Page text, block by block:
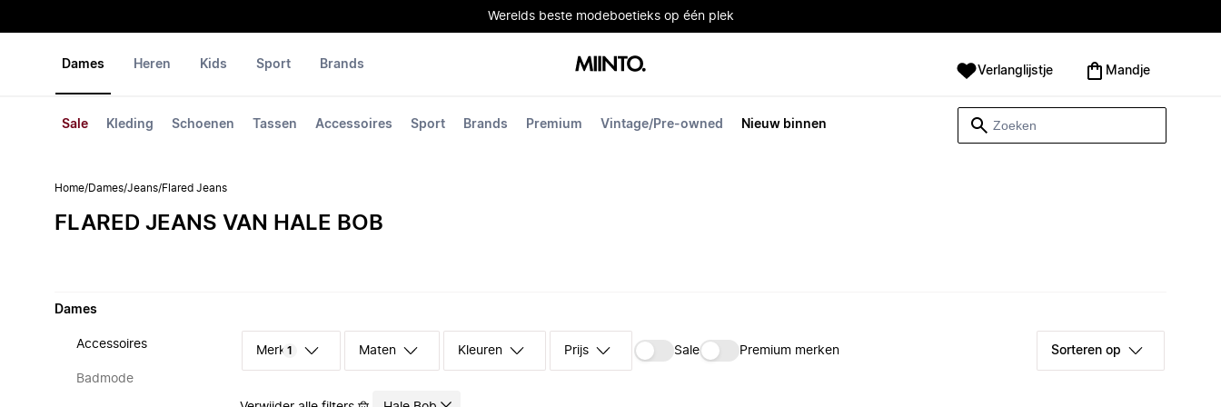
Werelds beste modeboetieks op één plek
Dames
Sale Kleding Schoenen Tassen Accessoires Sport Brands Premium Vintage/Pre-owned Nieuw binnen
Heren Kids Sport Brands Verlanglijstje Mandje
Home/Dames/Jeans/Flared Jeans
FLARED JEANS VAN HALE BOB
Dames
Accessoires
Badmode
Merk 1 Maten Kleuren Prijs Sale Premium merken Sorteren op